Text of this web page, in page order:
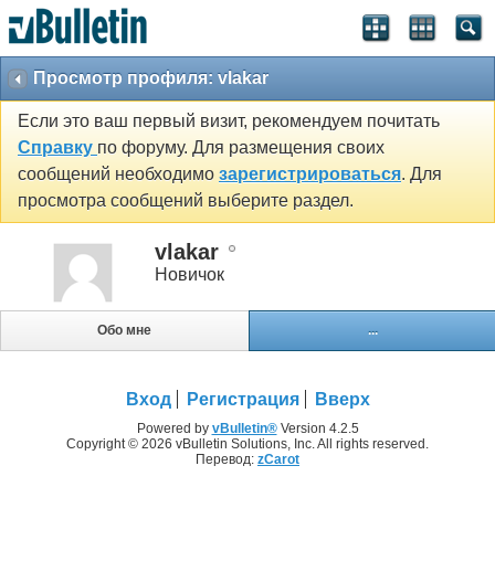
Просмотр профиля: vlakar
Если это ваш первый визит, рекомендуем почитать
Справку по форуму. Для размещения своих
сообщений необходимо зарегистрироваться. Для
просмотра сообщений выберите раздел.
vlakar
Новичок
Обо мне ...
Вход Регистрация Вверх
Powered by vBulletin®Version 4.2.5
Copyright © 2026 vBulletin Solutions, Inc. All rights reserved.
Перевод: zCarot